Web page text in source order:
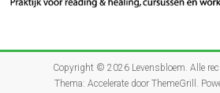
Copyright © 2026 Levensbloem. Alle
Thema:Accelerate door ThemeGrill.